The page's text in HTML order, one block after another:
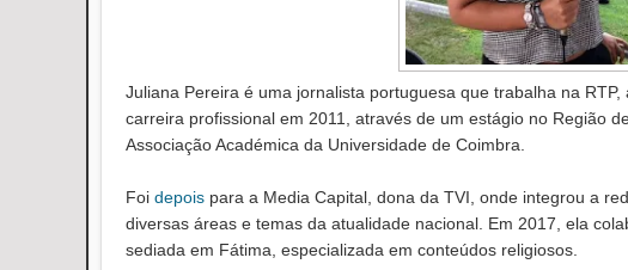
Juliana Pereira é uma jornalista portuguesa que trabalha na
carreira profissional em 2011, através de um estágio no Região
Associação Académica da Universidade de Coimbra.
Foi depois para a Media Capital, dona da TVI, onde integrou a
diversas áreas e temas da atualidade nacional. Em 2017, ela
sediada em Fátima, especializada em conteúdos religiosos.